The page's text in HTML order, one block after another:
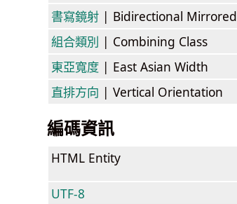
書寫鏡射 | Bidirectional Mirrored
組合類別 | Combining Class
東亞寬度 | East Asian Width
直排方向 | Vertical Orientation
編碼資訊
HTML Entity
UTF-8